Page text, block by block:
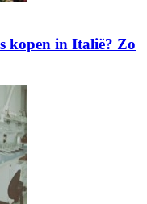
kopen in Italië? Zo